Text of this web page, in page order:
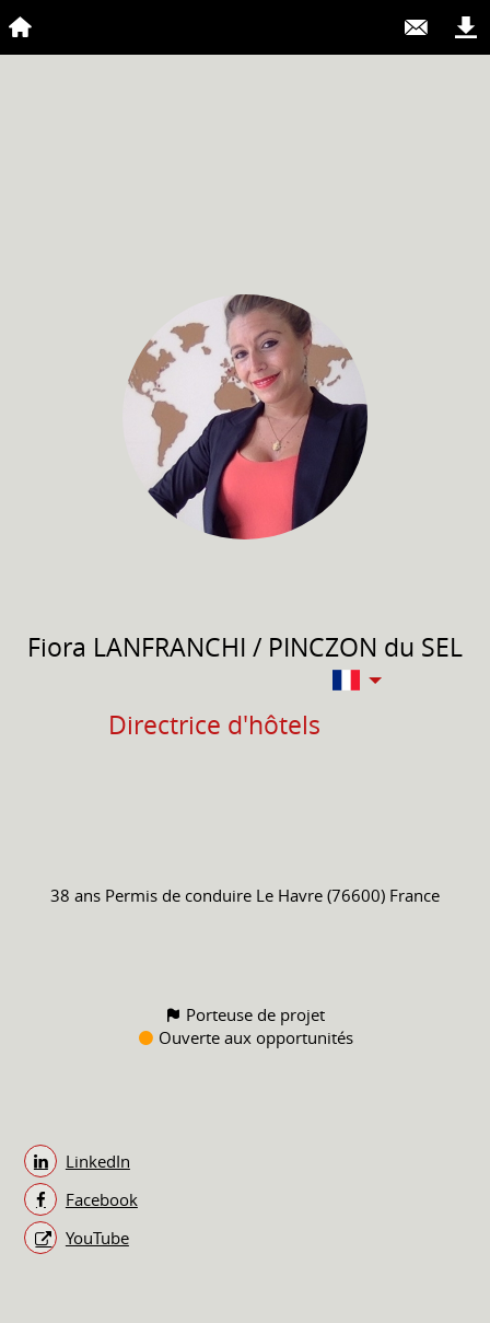
Fiora LANFRANCHI / PINCZON du SEL
Directrice d'hôtels
38 ans Permis de conduire Le Havre (76600) France
Porteuse de projet
Ouverte aux opportunités
LinkedIn
Facebook
YouTube